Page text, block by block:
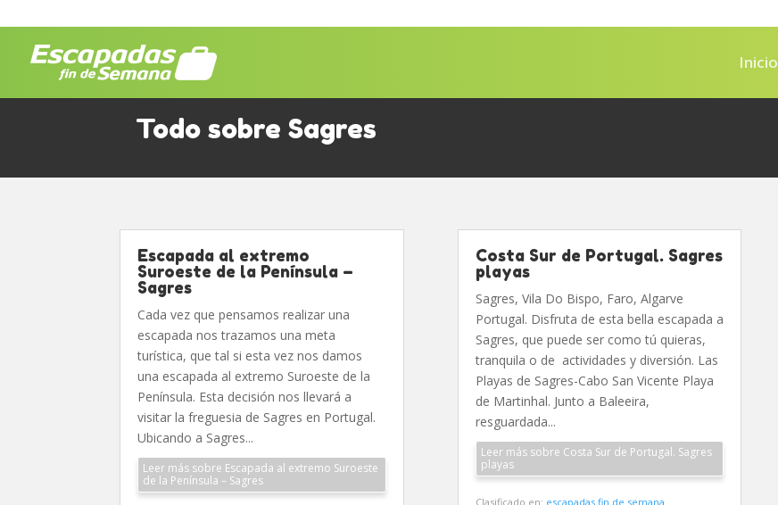
Inicio
Todo sobre Sagres
Escapada al extremo
Suroeste de la Península –
Sagres
Cada vez que pensamos realizar una
escapada nos trazamos una meta
turística, que tal si esta vez nos damos
una escapada al extremo Suroeste de la
Península. Esta decisión nos llevará a
visitar la freguesia de Sagres en Portugal.
Ubicando a Sagres...
Leer más sobre Escapada al extremo Suroeste
de la Península – Sagres
Costa Sur de Portugal. Sagres
playas
Sagres, Vila Do Bispo, Faro, Algarve
Portugal. Disfruta de esta bella escapada a
Sagres, que puede ser como tú quieras,
tranquila o de actividades y diversión. Las
Playas de Sagres-Cabo San Vicente Playa
de Martinhal. Junto a Baleeira,
resguardada...
Leer más sobre Costa Sur de Portugal. Sagres
playas
Clasificado en: escapadas fin de semana